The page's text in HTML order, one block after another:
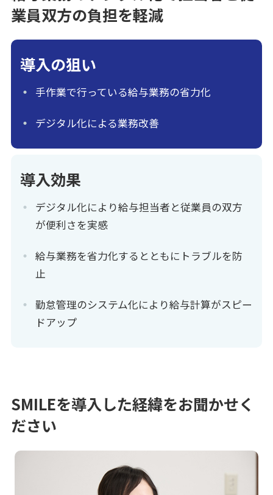
業員双方の負担を軽減
導入の狙い
手作業で行っている給与業務の省力化
デジタル化による業務改善
導入効果
デジタル化により給与担当者と従業員の双方
が便利さを実感
給与業務を省力化するとともにトラブルを防
止
勤怠管理のシステム化により給与計算がスピー
ドアップ
SMILEを導入した経緯をお聞かせく
ださい